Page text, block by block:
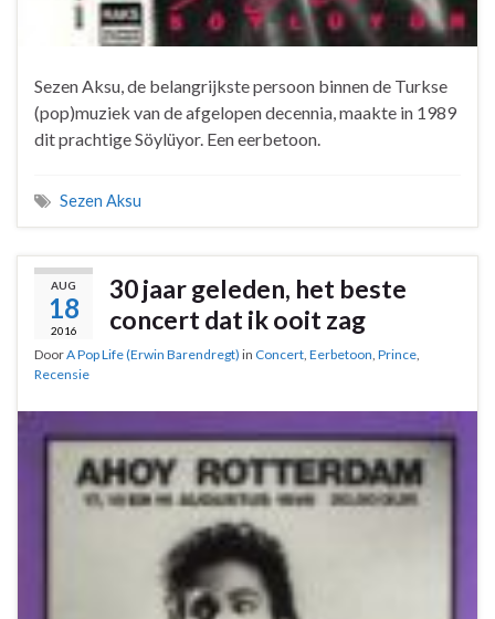
Sezen Aksu, de belangrijkste persoon binnen de Turkse
(pop)muziek van de afgelopen decennia, maakte in 1989
dit prachtige Söylüyor. Een eerbetoon.
Sezen Aksu
AUG
18
2016
30 jaar geleden, het beste
concert dat ik ooit zag
DoorA Pop Life (Erwin Barendregt) in Concert Eerbetoon Prince
Recensie